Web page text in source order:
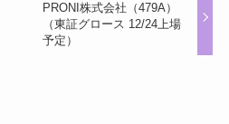
PRONI株式会社（479A）
（東証グロース 12/24上場
予定）